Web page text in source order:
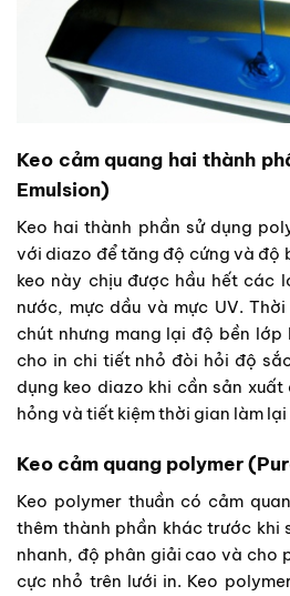
Keo cảm quang hai thành
Emulsion)
Keo hai thành phần sử dụng
với diazo để tăng độ cứng và độ
keo này chịu được hầu hết các
nước, mực dầu và mực UV.
chút nhưng mang lại độ bền
cho in chi tiết nhỏ đòi hỏi độ
dụng keo diazo khi cần sản xuất
hỏng và tiết kiệm thời gian làm lại
Keo cảm quang polymer
Keo polymer thuần có cảm
thêm thành phần khác trước khi
nhanh, độ phân giải cao và cho
cực nhỏ trên lưới in. Keo